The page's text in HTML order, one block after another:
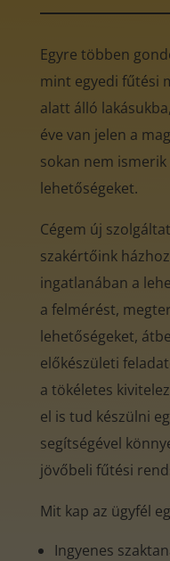
Egyre többen
mint egyedi fűtési
alatt álló
éve van jelen a
sokan nem
lehetőségeket.
Cégem új
szakértőink
ingatlanában a
a felmérést,
lehetőségeket,
előkészületi
a tökéletes
el is tud készülni
segítségével
jövőbeli fűtési
Mit kap az ügyfél
Ingyenes